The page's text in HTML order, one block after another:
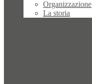
Organizzazione
La storia